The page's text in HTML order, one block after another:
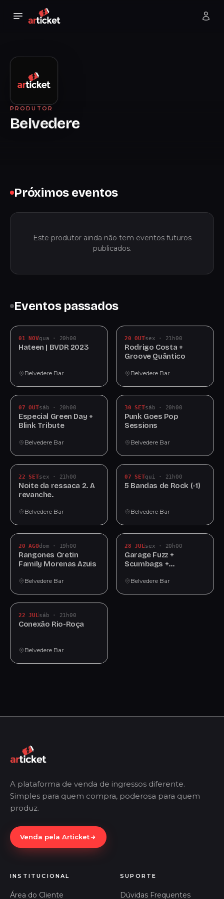
PRODUTOR
Belvedere
Próximos eventos
Este produtor ainda não tem eventos futuros
publicados.
Eventos passados
01 NOVqua · 20h00
Hateen | BVDR 2023
Belvedere Bar
20 OUTsex · 21h00
Rodrigo Costa +
Groove Quântico
Belvedere Bar
07 OUTsáb · 20h00
Especial Green Day +
Blink Tribute
Belvedere Bar
30 SETsáb · 20h00
Punk Goes Pop
Sessions
Belvedere Bar
22 SETsex · 21h00
Noite da ressaca 2. A
revanche.
Belvedere Bar
07 SETqui · 21h00
5 Bandas de Rock (-1)
Belvedere Bar
20 AGOdom · 19h00
Rangones Cretin
Family Morenas Azuis
Belvedere Bar
28 JULsex · 20h00
Garage Fuzz +
Scumbags +
Belvedere Bar
22 JULsáb · 21h00
Conexão Rio-Roça
Belvedere Bar
A plataforma de venda de ingressos diferente.
Simples para quem compra, poderosa para quem
produz.
Venda pela Articket
INSTITUCIONAL
Área do Cliente
SUPORTE
Dúvidas Frequentes